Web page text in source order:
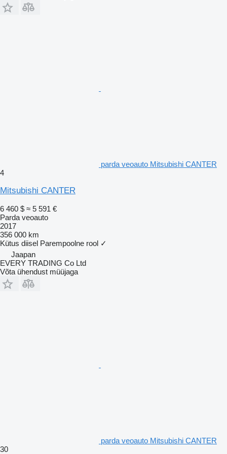
parda veoauto Mitsubishi CANTER
4
Mitsubishi CANTER
6 460 $ ≈ 5 591 €
Parda veoauto
2017
356 000 km
Kütus diisel Parempoolne rool ✓
Jaapan
EVERY TRADING Co Ltd
Võta ühendust müüjaga
parda veoauto Mitsubishi CANTER
30